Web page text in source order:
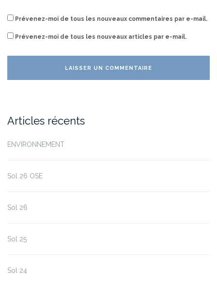
Prévenez-moi de tous les nouveaux commentaires par e-mail.
Prévenez-moi de tous les nouveaux articles par e-mail.
Articles récents
ENVIRONNEMENT
Sol 26 OSE
Sol 26
Sol 25
Sol 24